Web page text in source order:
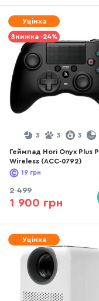
Уцінка
Знижка -24%
3 3 3
Геймпад Hori Onyx Plus
Wireless (ACC-0792)
19 грн
2 499
1 900 грн
Уцінка